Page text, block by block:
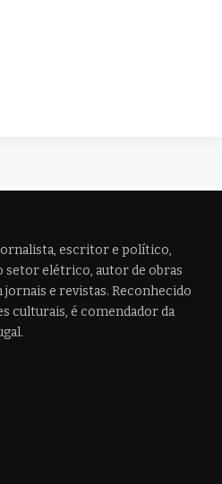
escritor e político,
setor elétrico, autor de obras
e revistas. Reconhecido
culturais, é comendador da